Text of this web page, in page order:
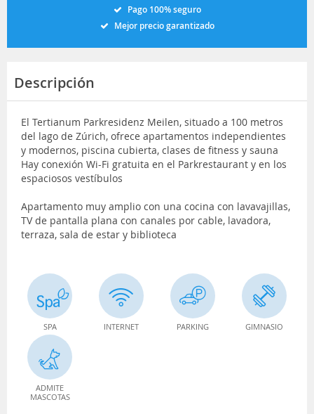
Pago 100% seguro
Mejor precio garantizado
Descripción
El Tertianum Parkresidenz Meilen, situado a 100 metros
del lago de Zúrich, ofrece apartamentos independientes
y modernos, piscina cubierta, clases de fitness y sauna
Hay conexión Wi-Fi gratuita en el Parkrestaurant y en los
espaciosos vestíbulos
Apartamento muy amplio con una cocina con lavavajillas,
TV de pantalla plana con canales por cable, lavadora,
terraza, sala de estar y biblioteca
SPA INTERNET PARKING GIMNASIO
ADMITE
MASCOTAS